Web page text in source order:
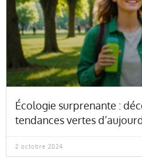
Écologie surprenante :
tendances vertes
2 octobre 2024